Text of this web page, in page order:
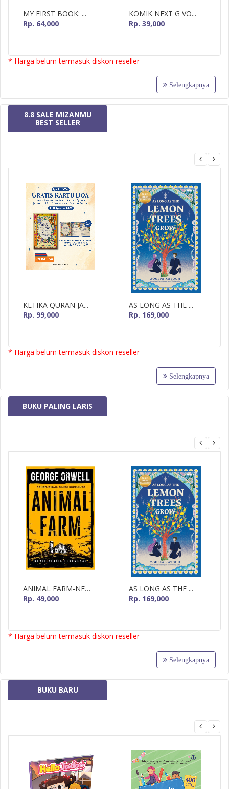
MY FIRST BOOK: ...
Rp. 64,000
KOMIK NEXT G VO...
Rp. 39,000
* Harga belum termasuk diskon reseller
Selengkapnya
8.8 SALE MIZANMU
BEST SELLER
KETIKA QURAN JA...
Rp. 99,000
AS LONG AS THE ...
Rp. 169,000
* Harga belum termasuk diskon reseller
Selengkapnya
BUKU PALING LARIS
ANIMAL FARM-NEW...
Rp. 49,000
AS LONG AS THE ...
Rp. 169,000
* Harga belum termasuk diskon reseller
Selengkapnya
BUKU BARU